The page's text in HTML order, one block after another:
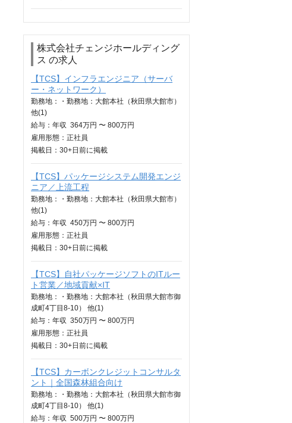
株式会社チェンジホールディング
ス の求人
【TCS】インフラエンジニア（サーバ
ー・ネットワーク）
勤務地：・勤務地：大館本社（秋田県大館市）
他(1)
給与： 年収 364万円 〜 800万円
雇用形態：正社員
掲載日： 30+日 前に掲載
【TCS】パッケージシステム開発エンジ
ニア／上流工程
勤務地：・勤務地：大館本社（秋田県大館市）
他(1)
給与： 年収 450万円 〜 800万円
雇用形態：正社員
掲載日： 30+日 前に掲載
【TCS】自社パッケージソフトのITルー
ト営業／地域貢献×IT
勤務地：・勤務地：大館本社（秋田県大館市御
成町4丁目8-10） 他(1)
給与： 年収 350万円 〜 800万円
雇用形態：正社員
掲載日： 30+日 前に掲載
【TCS】カーボンクレジットコンサルタ
ント｜全国森林組合向け
勤務地：・勤務地：大館本社（秋田県大館市御
成町4丁目8-10） 他(1)
給与： 年収 500万円 〜 800万円